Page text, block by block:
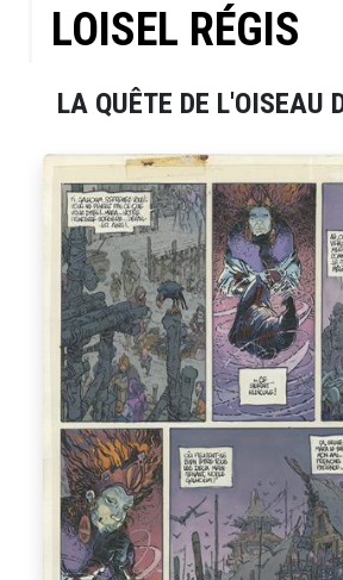
LOISEL RÉGIS
LA QUÊTE DE L'OISEAU